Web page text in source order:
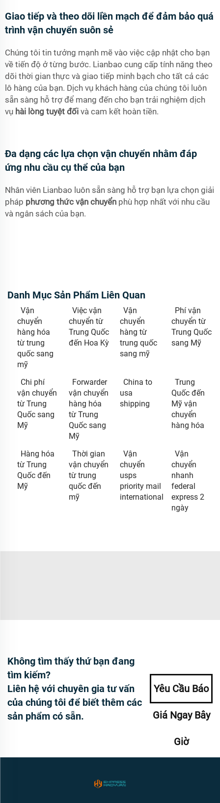
Giao tiếp và theo dõi liền mạch để đảm bảo quá
trình vận chuyển suôn sẻ
Chúng tôi tin tưởng mạnh mẽ vào việc cập nhật cho bạn
về tiến độ ở từng bước. Lianbao cung cấp tính năng theo
dõi thời gian thực và giao tiếp minh bạch cho tất cả các
lô hàng của bạn. Dịch vụ khách hàng của chúng tôi luôn
sẵn sàng hỗ trợ để mang đến cho bạn trải nghiệm dịch
vụ hài lòng tuyệt đối và cam kết hoàn tiền.
Đa dạng các lựa chọn vận chuyển nhằm đáp
ứng nhu cầu cụ thể của bạn
Nhân viên Lianbao luôn sẵn sàng hỗ trợ bạn lựa chọn giải
pháp phương thức vận chuyển phù hợp nhất với nhu cầu
và ngân sách của bạn.
Danh Mục Sản Phẩm Liên Quan
Vận
chuyển
hàng hóa
từ trung
quốc sang
mỹ
Việc vận
chuyển từ
Trung Quốc
đến Hoa Kỳ
Vận
chuyển
hàng từ
trung quốc
sang mỹ
Phí vận
chuyển từ
Trung Quốc
sang Mỹ
Chi phí
vận chuyển
từ Trung
Quốc sang
Mỹ
Forwarder
vận chuyển
hàng hóa
từ Trung
Quốc sang
Mỹ
China to
usa
shipping
Trung
Quốc đến
Mỹ vận
chuyển
hàng hóa
Hàng hóa
từ Trung
Quốc đến
Mỹ
Thời gian
vận chuyển
từ trung
quốc đến
mỹ
Vận
chuyển
usps
priority mail
international
Vận
chuyển
nhanh
federal
express 2
ngày
Không tìm thấy thứ bạn đang
tìm kiếm?
Liên hệ với chuyên gia tư vấn
của chúng tôi để biết thêm các
sản phẩm có sẵn.
Yêu Cầu Báo
Giá Ngay Bây
Giờ